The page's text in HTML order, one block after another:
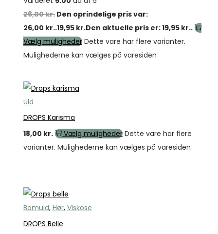
26,00kr. Den oprindelige pris var:
26,00 kr..19,95 kr.Den aktuelle pris er: 19,95 kr..
Vælg muligheder Dette vare har flere varianter.
Mulighederne kan vælges på varesiden
Uld
DROPS Karisma
18,00 kr. Vælg muligheder Dette vare har flere
varianter. Mulighederne kan vælges på varesiden
Bomuld, Hør, Viskose
DROPS Belle